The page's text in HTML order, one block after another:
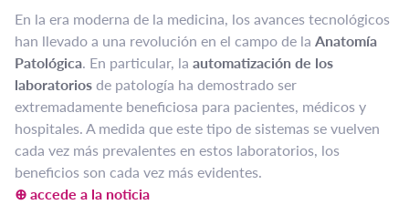
En la era moderna de la medicina, los avances tecnológicos
han llevado a una revolución en el campo de la Anatomía
Patológica. En particular, la automatización de los
laboratoriosde patología ha demostrado ser
extremadamente beneficiosa para pacientes, médicos y
hospitales. A medida que este tipo de sistemas se vuelven
cada vez más prevalentes en estos laboratorios, los
beneficios son cada vez más evidentes.
⊕ accede a la noticia